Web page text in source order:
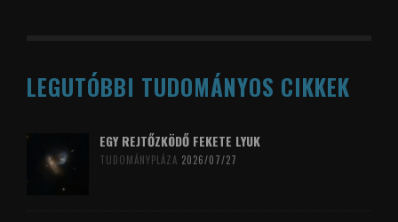
LEGUTÓBBI TUDOMÁNYOS CIKKEK
EGY REJTŐZKÖDŐ FEKETE LYUK
TUDOMÁNYPLÁZA 2026/07/27